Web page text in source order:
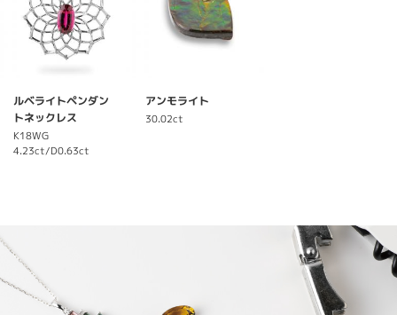
ルベライトペンダン
トネックレス
K18WG
4.23ct/D0.63ct
アンモライト
30.02ct